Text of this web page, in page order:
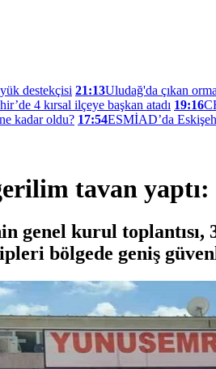
destekçisi 21:13Uludağ'da çıkan
4 kırsal ilçeye başkan atadı 19:16
kadar oldu? 17:54ESMİAD’da
tavan
kurul toplantısı,
bölgede geniş